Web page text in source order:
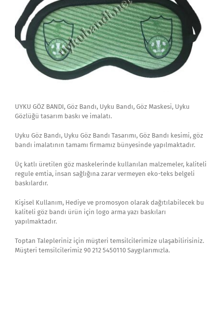
UYKU GÖZ BANDI, Göz Bandı, Uyku Bandı, Göz Maskesi, Uyku
Gözlüğü tasarım baskı ve imalatı.
Uyku Göz Bandı, Uyku Göz Bandı Tasarımı, Göz Bandı kesimi, göz
bandı imalatının tamamı firmamız bünyesinde yapılmaktadır.
Üç katlı üretilen göz maskelerinde kullanılan malzemeler, kaliteli
regule emtia, insan sağlığına zarar vermeyen eko-teks belgeli
baskılardır.
Kişisel Kullanım, Hediye ve promosyon olarak dağıtılabilecek bu
kaliteli göz bandı ürün için logo arma yazı baskıları
yapılmaktadır.
Toptan Talepleriniz için müşteri temsilcilerimize ulaşabilirisiniz.
Müşteri temsilcilerimiz 90 212 5450110 Saygılarımızla.